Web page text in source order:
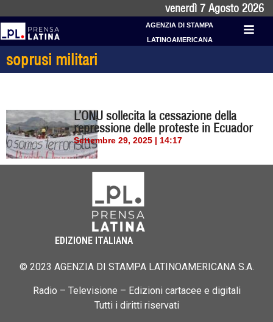
venerdì 7 Agosto 2026
AGENZIA DI STAMPA
LATINOAMERICANA
soprusi militari
L’ONU sollecita la cessazione della
repressione delle proteste in Ecuador
Settembre 29, 2025 | 14:17
EDIZIONE ITALIANA
© 2023 AGENZIA DI STAMPA LATINOAMERICANA S.A.
Radio – Televisione – Edizioni cartacee e digitali
Tutti i diritti riservati